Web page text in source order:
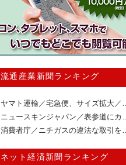
通産業新聞ランキング
ヤマト運輸／宅急便、サイズ拡大／…
ニュースキンジャパン／表参道にカ…
消費者庁／ニチガスの違法な取引を…
ット経済新聞ランキング